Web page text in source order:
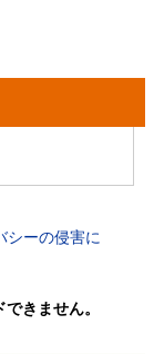
シーの侵害に
きません。